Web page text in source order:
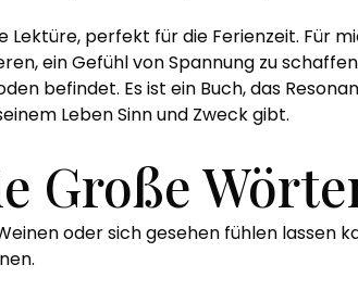
perfekt für die Ferienzeit. Für
ein Gefühl von Spannung zu
befindet. Es ist ein Buch, das
Leben Sinn und Zweck gibt.
Große
oder sich gesehen fühlen lassen